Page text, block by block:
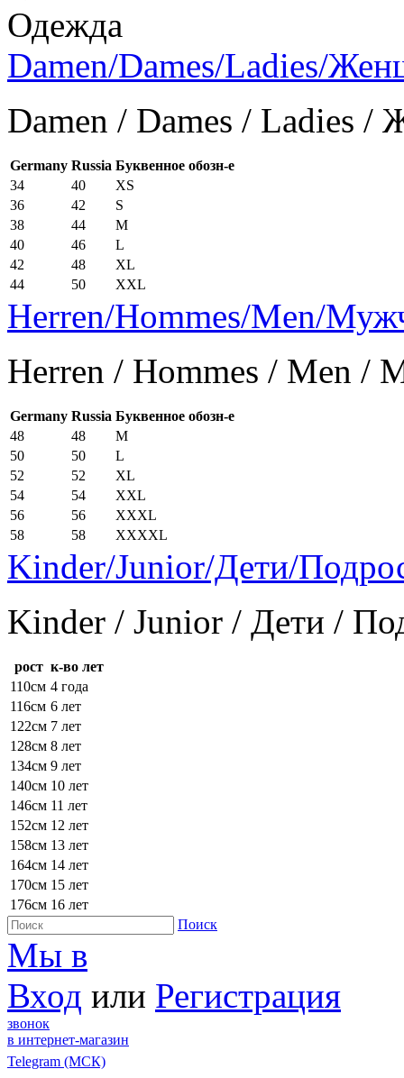
Одежда
Damen/Dames/Ladies/
Damen / Dames / Ladies
Germany Russia Буквенное обозн-е
34
40
XS
36
42
S
38
44
M
40
46
L
42
48
XL
44
50 XXL
Herren/Hommes/Men/
Herren / Hommes / Men /
Germany Russia Буквенное обозн-е
48
48
M
50
50
L
52
52
XL
54
54
XXL
56
56
XXXL
58
58 XXXXL
Kinder/Junior/Дети/
Kinder / Junior / Дети /
рост к-во лет
110см 4 года
116см 6 лет
122см 7 лет
128см 8 лет
134см 9 лет
140см 10 лет
146см 11 лет
152см 12 лет
158см 13 лет
164см 14 лет
170см 15 лет
176см 16 лет
Поиск
Мы в
Вход или Регистрация
звонок
в интернет-магазин
Telegram (МСК)